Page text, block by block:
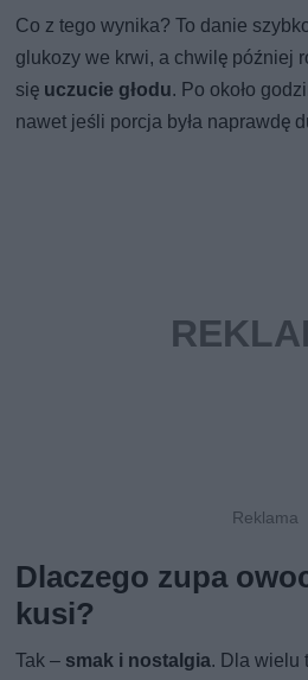
Co z tego wynika? To danie
glukozy we krwi, a chwilę później
się uczucie głodu. Po około
nawet jeśli porcja była naprawdę
Dlaczego zupa
kusi?
Tak – smak i nostalgia. Dla wielu